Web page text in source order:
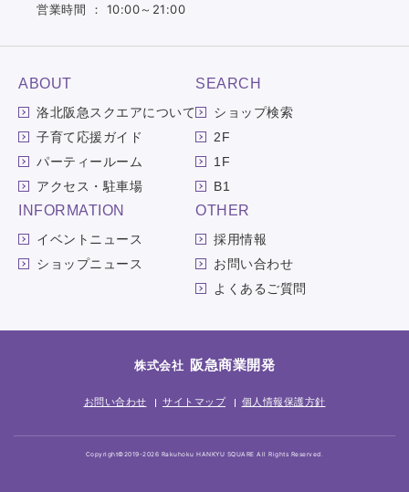
営業時間 ： 10:00～21:00
ABOUT
洛北阪急スクエアについて
子育て応援ガイド
パーティールーム
アクセス・駐車場
SEARCH
ショップ検索
2F
1F
B1
INFORMATION
イベントニュース
ショップニュース
OTHER
採用情報
お問い合わせ
よくあるご質問
株式会社 阪急商業開発
お問い合わせ サイトマップ 個人情報保護方針
Copyright©2019-2026 Rakuhoku HANKYU SQUARE All Rights Reserved.